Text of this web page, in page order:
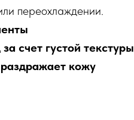
переохлаждении.
счет густой текстуры
кожу